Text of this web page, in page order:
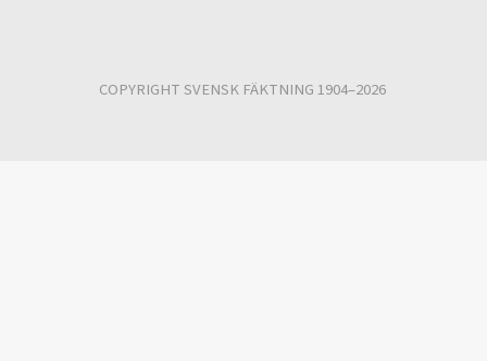
COPYRIGHT SVENSK FÄKTNING 1904–2026